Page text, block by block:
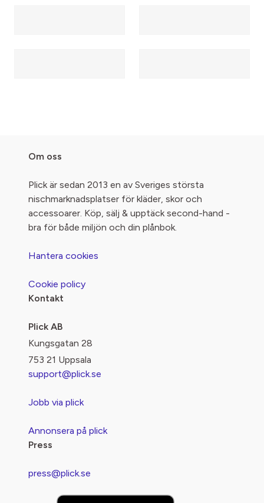
Om oss
Plick är sedan 2013 en av Sveriges största
nischmarknadsplatser för kläder, skor och
accessoarer. Köp, sälj & upptäck second-hand -
bra för både miljön och din plånbok.
Hantera cookies
Cookie policy
Kontakt
Plick AB
Kungsgatan 28
753 21 Uppsala
support@plick.se
Jobb via plick
Annonsera på plick
Press
press@plick.se